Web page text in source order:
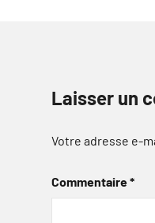
Laisser un
Votre adresse e-
Commentaire*